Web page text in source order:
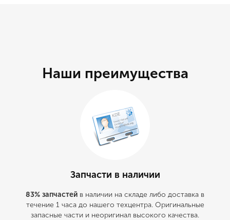
Наши преимущества
Запчасти в наличии
83% запчастей в наличии на складе либо доставка в
течение 1 часа до нашего техцентра. Оригинальные
запасные части и неоригинал высокого качества.